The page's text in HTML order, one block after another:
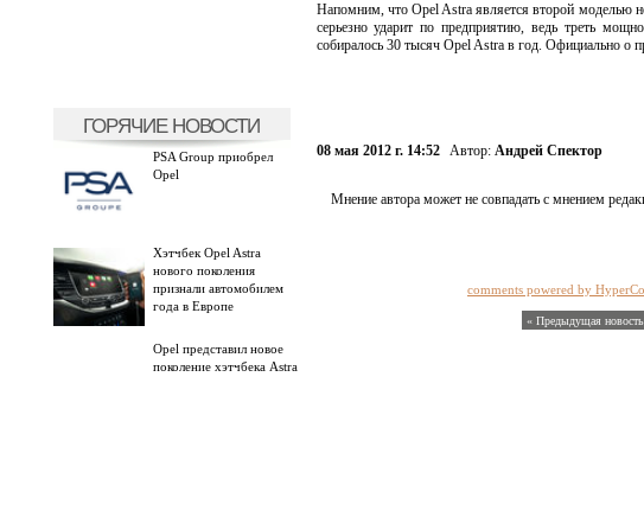
ГОРЯЧИЕ НОВОСТИ
PSA Group приобрел
Opel
Хэтчбек Opel Astra
нового поколения
признали автомобилем
года в Европе
Оpel представил новое
поколение хэтчбека Astra
Напомним, что Opel Astra является второй моделью
серьезно ударит по предприятию, ведь треть
собиралось 30 тысяч Opel Astra в год. Официально о
08 мая 2012 г. 14:52 Автор: Андрей Спектор
Мнение автора может не совпадать с мнением
comments powered by
« Предыдущая